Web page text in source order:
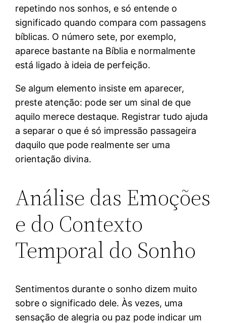
repetindo nos sonhos, e só entende o
significado quando compara com passagens
bíblicas. O número sete, por exemplo,
aparece bastante na Bíblia e normalmente
está ligado à ideia de perfeição.
Se algum elemento insiste em aparecer,
preste atenção: pode ser um sinal de que
aquilo merece destaque. Registrar tudo ajuda
a separar o que é só impressão passageira
daquilo que pode realmente ser uma
orientação divina.
Análise das Emoções
e do Contexto
Temporal do Sonho
Sentimentos durante o sonho dizem muito
sobre o significado dele. Às vezes, uma
sensação de alegria ou paz pode indicar um